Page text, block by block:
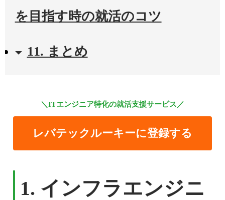
を目指す時の就活のコツ
11. まとめ
＼ITエンジニア特化の就活支援サービス／
レバテックルーキーに登録する
1. インフラエンジニ